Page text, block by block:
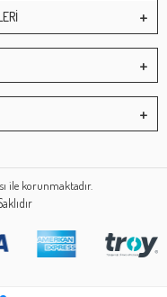
ile korunmaktadır.